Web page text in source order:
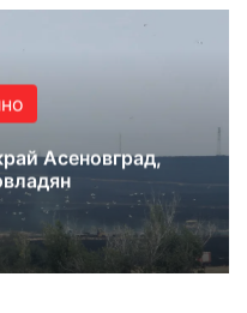
ub ra
Асеновград,